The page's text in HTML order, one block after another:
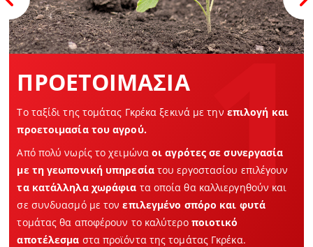
1
ΠΡΟΕΤΟΙΜΑΣΙΑ
Το ταξίδι της τομάτας Γκρέκα ξεκινά με την επιλογή και
προετοιμασία του αγρού.
Από πολύ νωρίς το χειμώναοι αγρότες σε συνεργασία
με τη γεωπονική υπηρεσίατου εργοστασίου επιλέγουν
τα κατάλληλα χωράφια τα οποία θα καλλιεργηθούν και
σε συνδυασμό με τονεπιλεγμένο σπόρο και φυτά
τομάτας θα αποφέρουν το καλύτερο ποιοτικό
αποτέλεσμα στα προϊόντα της τομάτας Γκρέκα.